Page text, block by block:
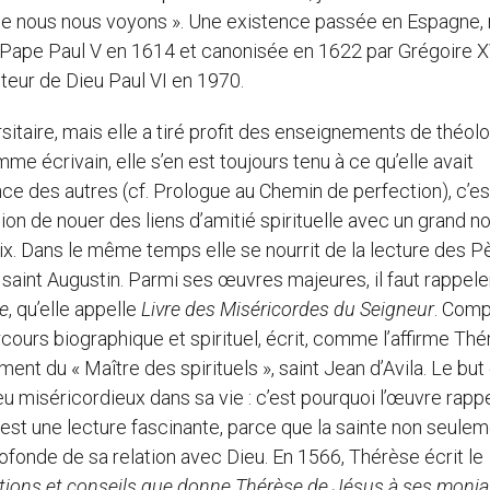
nous nous voyons ». Une existence passée en Espagne,
Paul V en 1614 et canonisée en 1622 par Grégoire
de Dieu Paul VI en 1970.
mais elle a tiré profit des enseignements de
écrivain, elle s’en est toujours tenu à ce qu’elle avait
des autres (cf. Prologue au Chemin de perfection),
de nouer des liens d’amitié spirituelle avec un grand
Dans le même temps elle se nourrit de la lecture des
Augustin. Parmi ses œuvres majeures, il faut
, qu’elle appelle Livre des Miséricordes du Seigneur.
biographique et spirituel, écrit, comme l’affirme
du « Maître des spirituels », saint Jean d’Avila. Le
miséricordieux dans sa vie : c’est pourquoi l’œuvre
une lecture fascinante, parce que la sainte non
de sa relation avec Dieu. En 1566, Thérèse écrit le